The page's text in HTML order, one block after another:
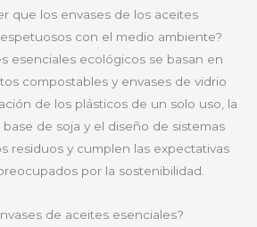
que los envases de los aceites
con el medio ambiente?
esenciales ecológicos se basan en
compostables y envases de vidrio
de los plásticos de un solo uso, la
de soja y el diseño de sistemas
residuos y cumplen las expectativas
por la sostenibilidad.
de aceites esenciales?